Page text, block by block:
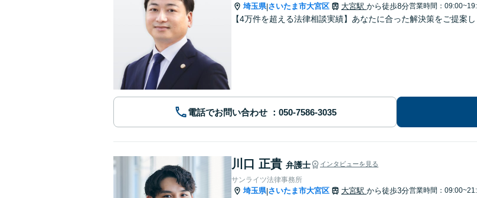
埼玉県|さいたま市大宮区 大宮駅 から徒歩8分営業時間：
【4万件を超える法律相談実績】あなたに合った解決策をご提案
電話でお問い合わせ
川口 正貴 弁護士 インタビューを見る
サンライツ法律事務所
埼玉県|さいたま市大宮区 大宮駅 から徒歩3分営業時間：